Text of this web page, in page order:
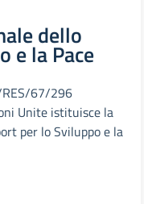
dello
e la Pace
RES/67/296
Unite istituisce la
per lo Sviluppo e la